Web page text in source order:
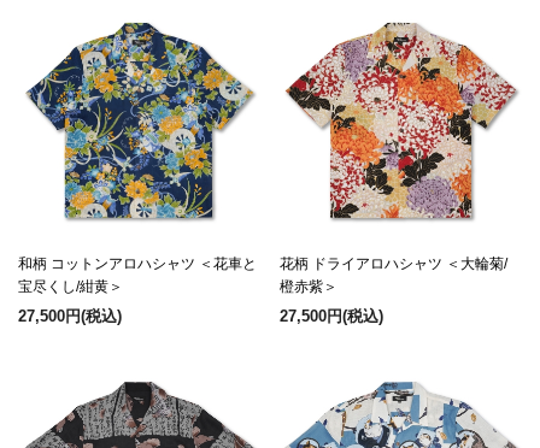
和柄 コットンアロハシャツ ＜花車と
宝尽くし/紺黄＞
27,500円(税込)
花柄 ドライアロハシャツ ＜大輪菊/
橙赤紫＞
27,500円(税込)